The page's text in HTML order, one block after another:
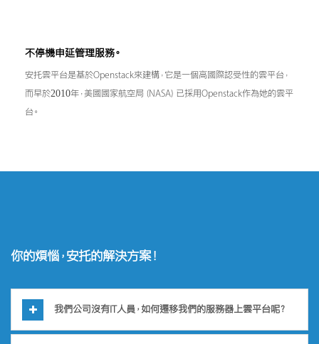
不停機申延管理服務。
安托雲平台是基於Openstack來建構，它是一個高國際認受性的雲平台，
而早於2010年，美國國家航空局（NASA）已採用Openstack作為她的雲平
台。
你的煩惱，安托的解決方案！
我們公司沒有IT人員，如何遷移我們的服務器上雲平台呢？